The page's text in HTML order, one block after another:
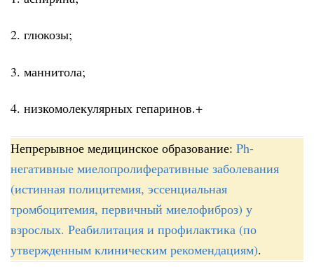
2. глюкозы;
3. маннитола;
4. низкомолекулярных гепаринов.+
Непрерывное медицинское образование: Ph-
негативные миелопролиферативные заболевания
(истинная полицитемия, эссенциальная
тромбоцитемия, первичный миелофиброз) у
взрослых. Реабилитация и профилактика (по
утвержденным клиническим рекомендациям).